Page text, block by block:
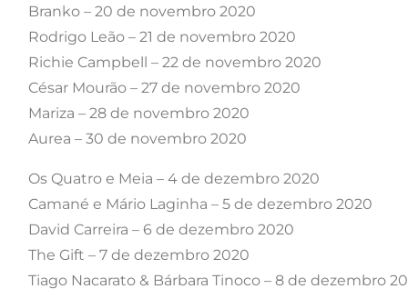
Branko – 20 de novembro 2020
Rodrigo Leão – 21 de novembro 2020
Richie Campbell – 22 de novembro 2020
César Mourão – 27 de novembro 2020
Mariza – 28 de novembro 2020
Aurea – 30 de novembro 2020
Os Quatro e Meia – 4 de dezembro 2020
Camané e Mário Laginha – 5 de dezembro 2020
David Carreira – 6 de dezembro 2020
The Gift – 7 de dezembro 2020
Tiago Nacarato & Bárbara Tinoco – 8 de dezembro